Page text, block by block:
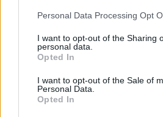
Personal Data Processing Opt
I want to opt-out of the Sharing
personal data.
Opted In
I want to opt-out of the Sale of
Personal Data.
Opted In
Říká o mně: